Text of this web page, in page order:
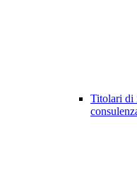
Titolari di